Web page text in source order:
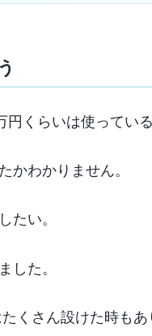
くらいは使っている
かわかりません。
たい。
した。
くさん設けた時も